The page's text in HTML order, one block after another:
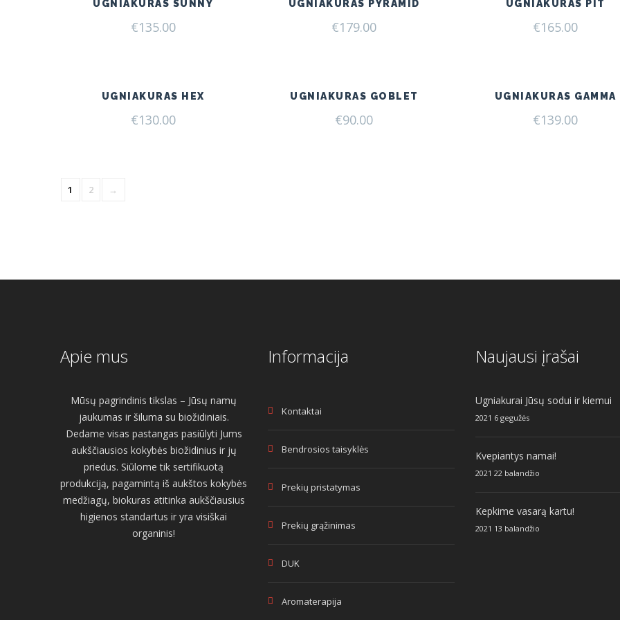
UGNIAKURAS SUNNY
€135.00
UGNIAKURAS PYRAMID
€179.00
UGNIAKURAS PIT
€165.00
UGNIAKURAS HEX
€130.00
UGNIAKURAS GOBLET
€90.00
UGNIAKURAS GAMMA
€139.00
1 2 →
Apie mus
Mūsų pagrindinis tikslas – Jūsų namų
jaukumas ir šiluma su biožidiniais.
Dedame visas pastangas pasiūlyti Jums
aukščiausios kokybės biožidinius ir jų
priedus. Siūlome tik sertifikuotą
produkciją, pagamintą iš aukštos kokybės
medžiagų, biokuras atitinka aukščiausius
higienos standartus ir yra visiškai
organinis!
Informacija
Kontaktai
Bendrosios taisyklės
Prekių pristatymas
Prekių grąžinimas
DUK
Aromaterapija
Naujausi įrašai
Ugniakurai Jūsų sodui ir kiemui
2021 6 gegužės
Kvepiantys namai!
2021 22 balandžio
Kepkime vasarą kartu!
2021 13 balandžio